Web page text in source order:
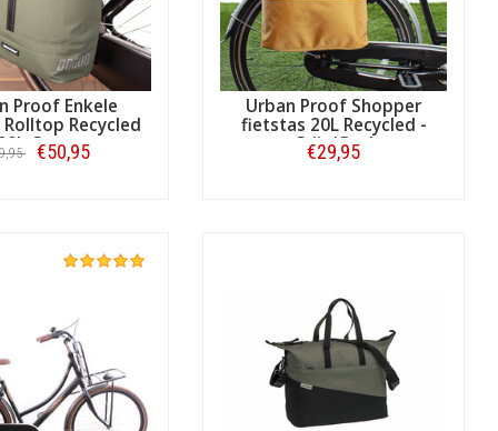
fietstassen-shop
Proof Enkele
Recycled
Groen
€50,95
Urban Proof Shopper
fietstas 20L Recycled -
Grijs/Geel
€29,95